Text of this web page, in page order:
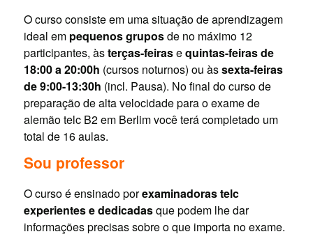
O curso consiste em uma situação de aprendizagem
ideal em pequenos gruposde no máximo 12
participantes, àsterças-feirasequintas-feiras de
18:00 a 20:00h (cursos noturnos) ou àssexta-feiras
de 9:00-13:30h (incl. Pausa). No final do curso de
preparação de alta velocidade para o exame de
alemão telc B2 em Berlim você terá completado um
total de 16 aulas.
Sou professor
O curso é ensinado porexaminadoras telc
experientes e dedicadasque podem lhe dar
informações precisas sobre o que importa no exame.